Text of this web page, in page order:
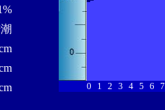
0 1 2 3 4 5 6 7